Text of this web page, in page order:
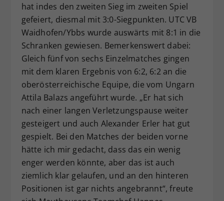
hat indes den zweiten Sieg im zweiten Spiel
gefeiert, diesmal mit 3:0-Siegpunkten. UTC VB
Waidhofen/Ybbs wurde auswärts mit 8:1 in die
Schranken gewiesen. Bemerkenswert dabei:
Gleich fünf von sechs Einzelmatches gingen
mit dem klaren Ergebnis von 6:2, 6:2 an die
oberösterreichische Equipe, die vom Ungarn
Attila Balazs angeführt wurde. „Er hat sich
nach einer langen Verletzungspause weiter
gesteigert und auch Alexander Erler hat gut
gespielt. Bei den Matches der beiden vorne
hätte ich mir gedacht, dass das ein wenig
enger werden könnte, aber das ist auch
ziemlich klar gelaufen, und an den hinteren
Positionen ist gar nichts angebrannt“, freute